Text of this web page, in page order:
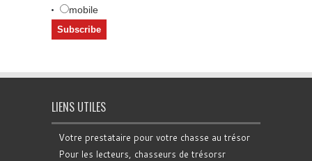
mobile
LIENS UTILES
Votre prestataire pour votre chasse au trésor
Pour les lecteurs, chasseurs de trésorsr